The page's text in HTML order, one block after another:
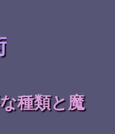
種類と魔